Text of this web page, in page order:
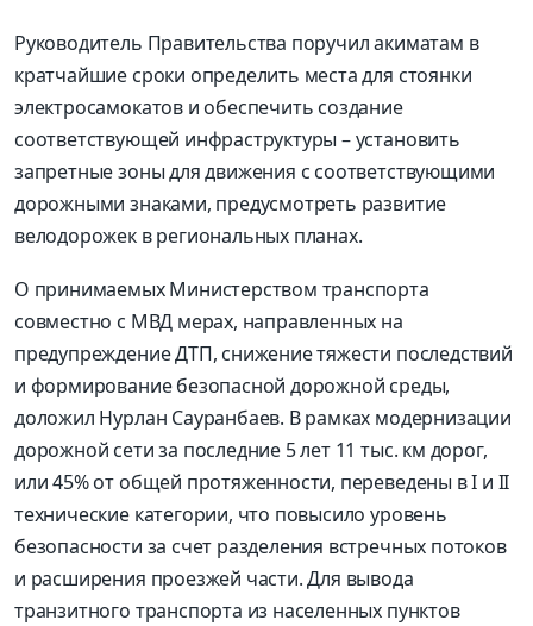
Руководитель Правительства поручил акиматам в
кратчайшие сроки определить места для стоянки
электросамокатов и обеспечить создание
соответствующей инфраструктуры – установить
запретные зоны для движения с соответствующими
дорожными знаками, предусмотреть развитие
велодорожек в региональных планах.
О принимаемых Министерством транспорта
совместно с МВД мерах, направленных на
предупреждение ДТП, снижение тяжести последствий
и формирование безопасной дорожной среды,
доложил Нурлан Сауранбаев. В рамках модернизации
дорожной сети за последние 5 лет 11 тыс. км дорог,
или 45% от общей протяженности, переведены в I и II
технические категории, что повысило уровень
безопасности за счет разделения встречных потоков
и расширения проезжей части. Для вывода
транзитного транспорта из населенных пунктов